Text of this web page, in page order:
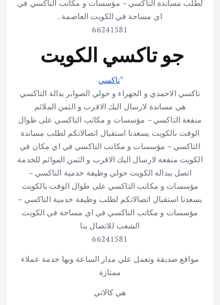
لطلب مساندة التاكسي – مؤسسات و مكاتب التاكسي في
اي مساحة في الكويت العاصمة .
66241581
جو تاكسي الكويت
“تاكسي
تاكسي الاحمدي و الجهراء و حولي الصوابر بدالة التاكسي
هي مساندة لارسال اليك الاقرب و الثمن الملائم
منفعة التاكسي – مؤسسات و مكاتب التاكسي على طوال
الوقت بالكويت يسعدنا استقبال اتصالاتكم لطلب مساندة
التاكسي – مؤسسات و مكاتب التاكسي في اي مكان في
الكويت منفعة لارسال اليك الاقرب و الثمن الموائم للخدمة
اتصل ببدالة الكويت حولي وظيفة خدمية التاكسي –
مؤسسات و مكاتب التاكسي على طوال الوقت بالكويت
يسعدنا استقبال اتصالاتكم لطلب وظيفة خدمية التاكسي –
مؤسسات و مكاتب التاكسي في اي مساحة في الكويت
الشعب للاتصال بنا
66241581
مواقع صديقة وتعمل علي مدار الساعة وبها خدمة عملاء
ممتازة
هي كالاتي